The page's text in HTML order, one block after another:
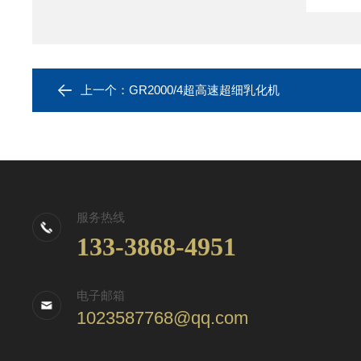
上一个： GR2000/4超高速超细乳化机
服务热线
133-3868-4951
电子邮箱
1023587768@qq.com